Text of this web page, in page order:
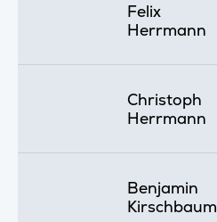
Felix
Herrmann
Christoph
Herrmann
Benjamin
Kirschbaum